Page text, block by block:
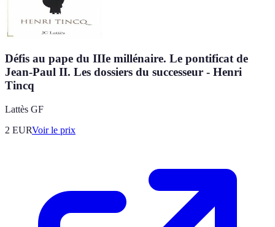
Défis au pape du IIIe millénaire. Le pontificat de
Jean-Paul II. Les dossiers du successeur - Henri
Tincq
Lattès GF
2 EURVoir le prix